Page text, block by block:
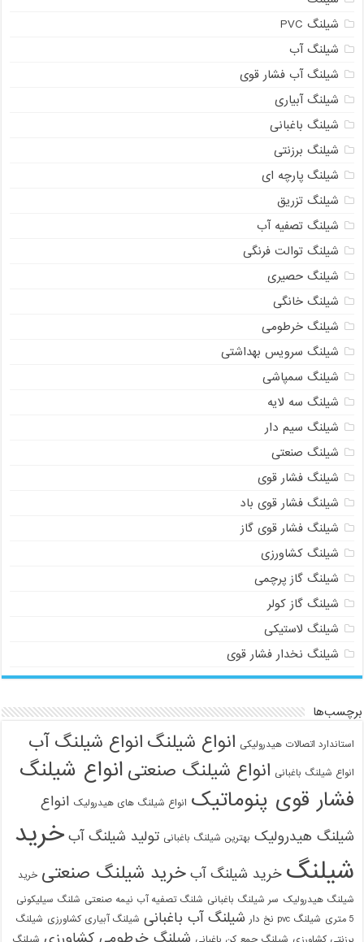
شیلنگ PVC
شیلنگ آب
شیلنگ آب فشار قوی
شیلنگ آبیاری
شیلنگ باغبانی
شیلنگ برزنتی
شیلنگ پارچه ای
شیلنگ تزریق
شیلنگ تصفیه آب
شیلنگ توالت فرنگی
شیلنگ حصیری
شیلنگ خانگی
شیلنگ خرطومی
شیلنگ سرویس بهداشتی
شیلنگ سمپاشی
شیلنگ سه لایه
شیلنگ سیم دار
شیلنگ صنعتی
شیلنگ فشار قوی
شیلنگ فشار قوی باد
شیلنگ فشار قوی گاز
شیلنگ کشاورزی
شیلنگ گاز پرچمی
شیلنگ گاز کولر
شیلنگ لاستیکی
شیلنگ نخدار فشار قوی
برچسب‌ها
استاندارد اتصالات هیدرولیکی انواع شیلنگ انواع شیلنگ آب
انواع شیلنگ باغبانی انواع شیلنگ صنعتی انواع شیلنگ
فشار قوی پنوماتیک انواع شیلنگ های هیدرولیک انواع
شیلنگ هیدرولیک بهترین شیلنگ باغبانی تولید شیلنگ آب خرید
شیلنگ خرید شیلنگ آب خرید شیلنگ صنعتی خرید
شیلنگ هیدرولیک سر شیلنگ باغبانی شلنگ تصفیه آب نیمه صنعتی شلنگ سیلیکونی
5 متری
شیلنگ pvc نخ دار شیلنگ آب باغبانی شیلنگ آبیاری کشاورزی شیلنگ